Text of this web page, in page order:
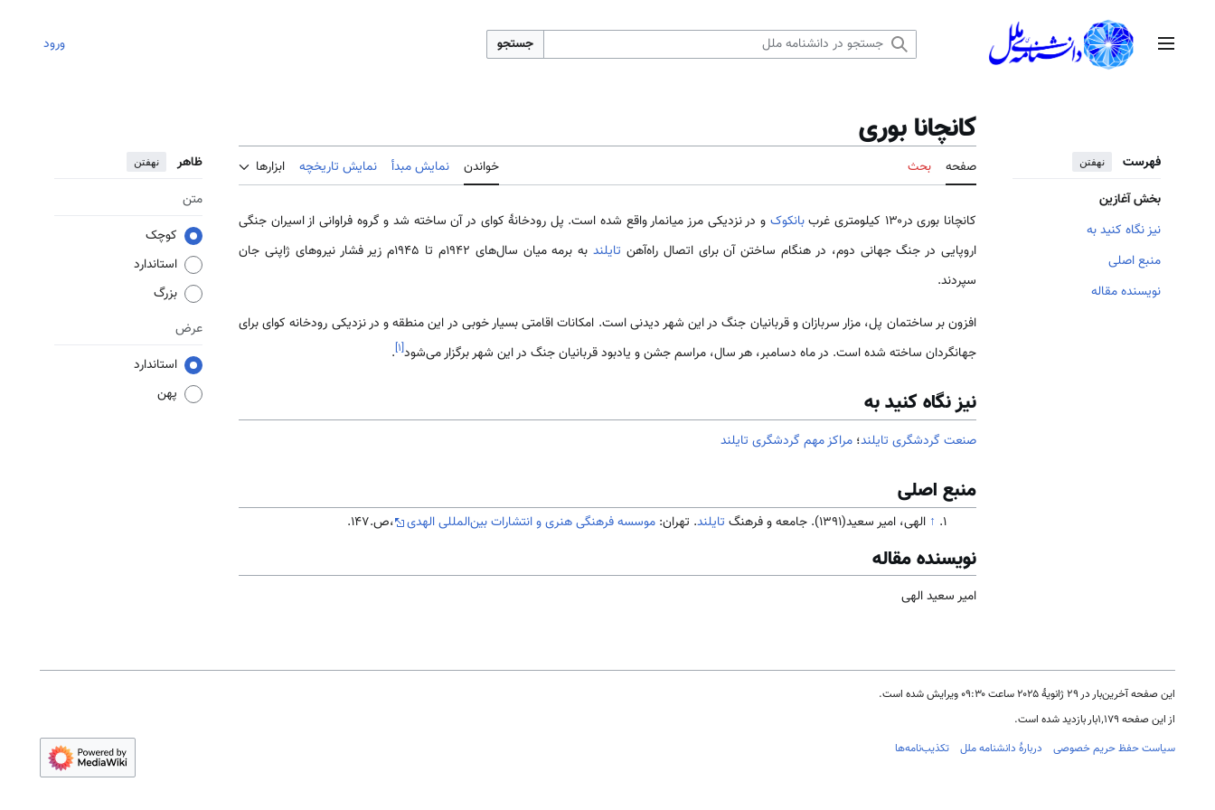
منوی اصلی جستجو ورود
فهرست نهفتن
بخش آغازین
نیز نگاه کنید به
منبع اصلی
نویسنده مقاله
کانچانا بوری
صفحه بحث خواندن نمایش مبدأ نمایش تاریخچه ابزارها ظاهر نهفتن
متن
کوچک
استاندارد
بزرگ
عرض
استاندارد
پهن
کانچانا بوری در۱۳۰ کیلومتری غرب بانکوک و در نزدیکی مرز میانمار واقع شده است. پل رودخانهٔ کوای در آن ساخته شد و گروه فراوانی از اسیران جنگی
اروپایی در جنگ جهانی دوم، در هنگام ساختن آن برای اتصال راه‌آهن تایلند
به برمه میان سال‌های ۱۹۴۲م تا ۱۹۴۵م زیر فشار نیروهای ژاپنی جان
سپردند.
افزون بر ساختمان پل، مزار سربازان و قربانیان جنگ در این شهر دیدنی است. امکانات اقامتی بسیار خوبی در این منطقه و در نزدیکی رودخانه کوای برای
جهانگردان ساخته شده است. در ماه دسامبر، هر سال، مراسم جشن و یادبود قربانیان جنگ در این شهر برگزار می‌شود[۱]
.
نیز نگاه کنید به
صنعت گردشگری تایلند؛ مراکز مهم گردشگری تایلند
منبع اصلی
↑ الهی، امیر سعید(1391). جامعه و فرهنگ تایلند. تهران: موسسه فرهنگی هنری و انتشارات بین‌المللی الهدی ،ص.147.
نویسنده مقاله
امیر سعید الهی
این صفحه آخرین‌بار در ‏۲۹ ژانویهٔ ۲۰۲۵ ساعت ‏۰۹:۳۰ ویرایش شده است.
از این صفحه ۱٬۱۷۹بار بازدید شده است.
سیاست حفظ حریم خصوصی
دربارهٔ دانشنامه ملل تکذیب‌نامه‌ها